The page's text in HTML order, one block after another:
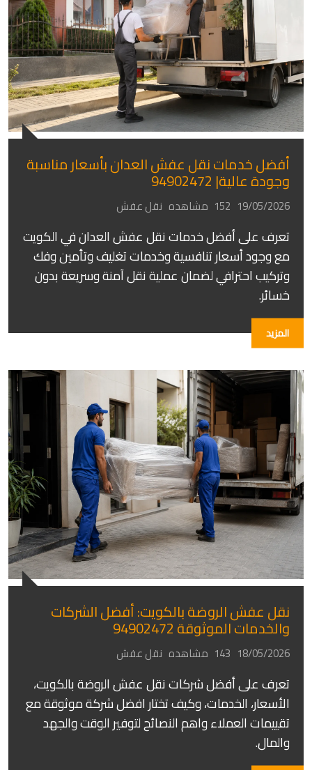
أفضل خدمات نقل عفش العدان بأسعار مناسبة
وجودة عالية| 94902472
19/05/2026 152 مشاهده نقل عفش
تعرف على أفضل خدمات نقل عفش العدان في الكويت
مع وجود أسعار تنافسية وخدمات تغليف وتأمين وفك
وتركيب احترافي لضمان عملية نقل آمنة وسريعة بدون
خسائر.
المزيد
نقل عفش الروضة بالكويت: أفضل الشركات
والخدمات الموثوقة 94902472
18/05/2026 143 مشاهده نقل عفش
تعرف على أفضل شركات نقل عفش الروضة بالكويت،
الأسعار، الخدمات، وكيف تختار افضل شركة موثوقة مع
تقييمات العملاء واهم النصائح لتوفير الوقت والجهد
والمال.